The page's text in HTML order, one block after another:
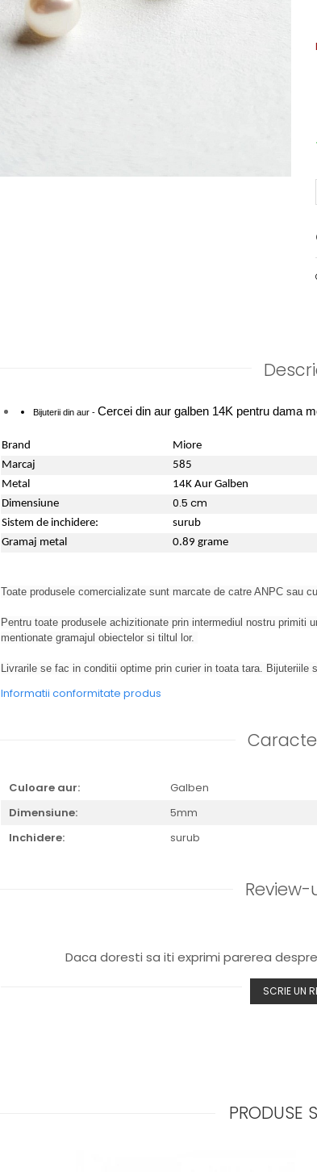
Bijuterii din aur - Cercei din aur galben 14K pentru dama
Brand
Miore
Marcaj
585
Metal
14K Aur Galben
Dimensiune
0.5 cm
Sistem de inchidere:
surub
Gramaj metal
0.89 grame
Toate produsele comercializate sunt marcate de catre ANPC sau
Pentru toate produsele achizitionate prin intermediul nostru primiti
mentionate gramajul obiectelor si tiltul lor.
Livrarile se fac in conditii optime prin curier in toata tara.
Informatii conformitate produs
Culoare aur:
Galben
Dimensiune:
5mm
Inchidere:
surub
Review-
Daca doresti sa iti exprimi parerea
SCRIE UN
PRODUSE